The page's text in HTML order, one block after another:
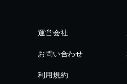
利用規約